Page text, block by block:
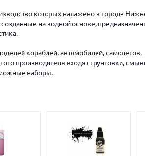
которых налажено в городе
на водной основе,
кораблей, автомобилей, самолетов,
производителя входят грунтовки,
наборы.